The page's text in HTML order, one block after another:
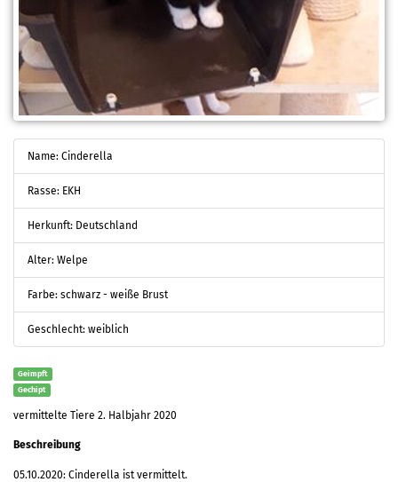
Name: Cinderella
Rasse: EKH
Herkunft: Deutschland
Alter: Welpe
Farbe: schwarz - weiße Brust
Geschlecht: weiblich
Geimpft
Gechipt
vermittelte Tiere 2. Halbjahr 2020
Beschreibung
05.10.2020: Cinderella ist vermittelt.